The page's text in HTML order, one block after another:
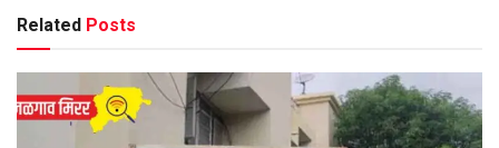
Related Posts